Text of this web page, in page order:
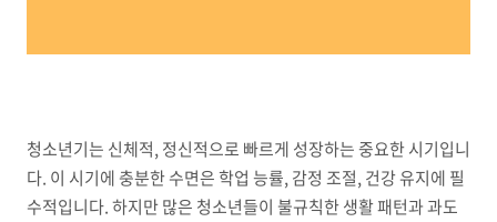
청소년기는 신체적, 정신적으로 빠르게 성장하는 중요한 시기입니
다. 이 시기에 충분한 수면은 학업 능률, 감정 조절, 건강 유지에 필
수적입니다. 하지만 많은 청소년들이 불규칙한 생활 패턴과 과도